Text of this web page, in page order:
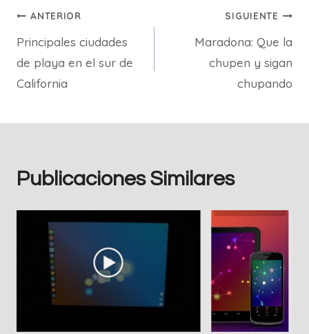
Navegación
de
entradas
ANTERIOR
Principales ciudades
de playa en el sur de
California
SIGUIENTE
Maradona: Que la
chupen y sigan
chupando
Publicaciones Similares